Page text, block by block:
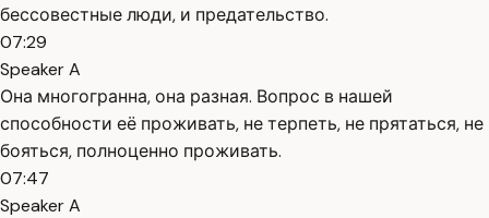
бессовестные люди, и предательство.
07:29
Speaker A
Она многогранна, она разная. Вопрос в нашей
способности её проживать, не терпеть, не прятаться, не
бояться, полноценно проживать.
07:47
Speaker A